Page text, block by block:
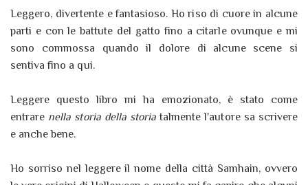
Leggero, divertente e fantasioso. Ho riso di cuore in alcune
parti e con le battute del gatto fino a citarle ovunque e mi
sono commossa quando il dolore di alcune scene si
sentiva fino a qui.
Leggere questo libro mi ha emozionato, è stato come
entrare nella storia della storiatalmente l'autore sa scrivere
e anche bene.
Ho sorriso nel leggere il nome della città Samhain, ovvero